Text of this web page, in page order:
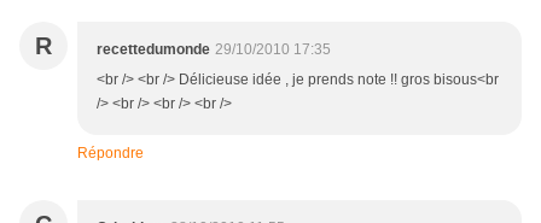
R recettedumonde 29/10/2010 17:35
<br /> <br /> Délicieuse idée , je prends note !! gros bisous<br
/> <br /> <br /> <br />
Répondre